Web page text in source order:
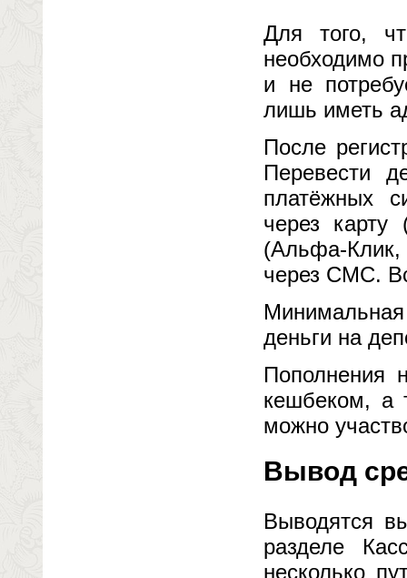
Для того,
необходимо
и не
лишь иметь
После
Перевести
платёжных
через
(Альфа-Клик,
через СМС.
деньги на
Пополнения
кешбеком, а
можно
Вывод
Выводятся
разделе
несколько